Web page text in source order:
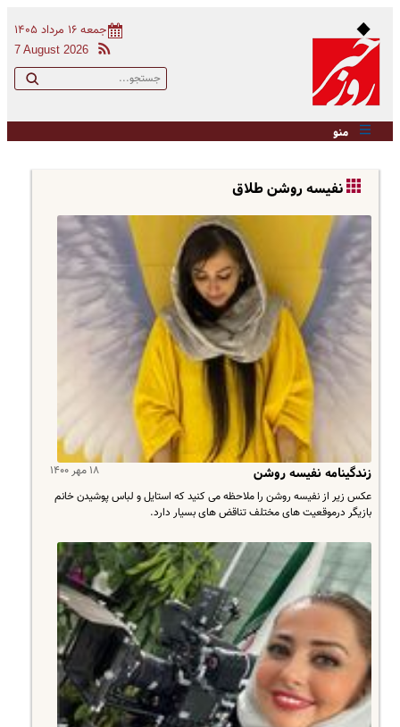
جمعه ۱۶ مرداد ۱۴۰۵
7 August 2026
منو
نفیسه روشن طلاق
۱۸ مهر ۱۴۰۰ زندگینامه نفیسه روشن
عکس زیر از نفیسه روشن را ملاحظه می کنید که استایل و لباس پوشیدن خانم
بازیگر درموقعیت های مختلف تناقض های بسیار دارد.